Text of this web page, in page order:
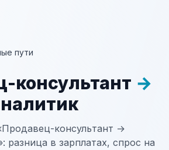
пути
консультант →
консультант →
разница в зарплатах, спрос на